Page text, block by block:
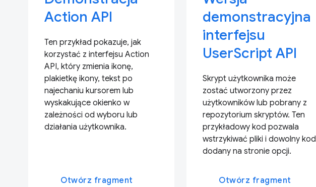
Action API
Ten przykład pokazuje, jak
korzystać z interfejsu Action
API, który zmienia ikonę,
plakietkę ikony, tekst po
najechaniu kursorem lub
wyskakujące okienko w
zależności od wyboru lub
działania użytkownika.
Otwórz fragment
demonstracyjna
interfejsu
UserScript API
Skrypt użytkownika może
zostać utworzony przez
użytkowników lub pobrany z
repozytorium skryptów. Ten
przykładowy kod pozwala
wstrzykiwać pliki i dowolny kod
dodany na stronie opcji.
Otwórz fragment